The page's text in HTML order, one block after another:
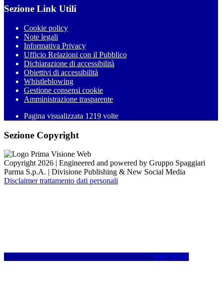
Sezione Link Utili
Cookie policy
Note legali
Informativa Privacy
Ufficio Relazioni con il Pubblico
Dichiarazione di accessibilità
Obiettivi di accessibilità
Whistleblowing
Gestione consensi cookie
Amministrazione trasparente
Pagina visualizzata 1219 volte
Sezione Copyright
Copyright 2026 | Engineered and powered by Gruppo Spaggiari
Parma S.p.A. | Divisione Publishing & New Social Media
Disclaimer trattamento dati personali
Back to top